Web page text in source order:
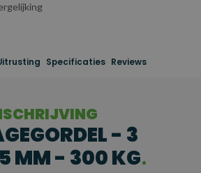
Specificaties Reviews
- 3
MM - 300 KG